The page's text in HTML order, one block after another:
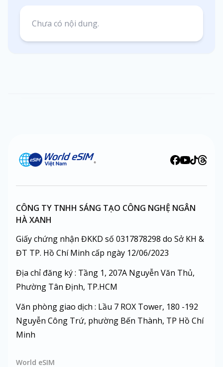
Chưa có nội dung.
CÔNG TY TNHH SÁNG TẠO CÔNG NGHỆ NGÂN
HÀ XANH
Giấy chứng nhận ĐKKD số 0317878298 do Sở KH &
ĐT TP. Hồ Chí Minh cấp ngày 12/06/2023
Địa chỉ đăng ký : Tầng 1, 207A Nguyễn Văn Thủ,
Phường Tân Định, TP.HCM
Văn phòng giao dịch : Lầu 7 ROX Tower, 180 -192
Nguyễn Công Trứ, phường Bến Thành, TP Hồ Chí
Minh
World eSIM